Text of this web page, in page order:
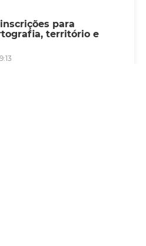
para
território e